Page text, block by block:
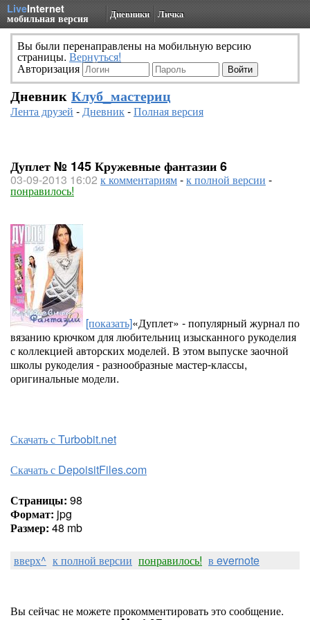
LiveInternet
мобильная версия Дневники Личка
Вы были перенаправлены на мобильную версию
страницы. Вернуться!
Авторизация
Дневник Клуб_мастериц
Лента друзей -Дневник-Полная версия
Дуплет № 145 Кружевные фантазии 6
03-09-2013 16:02 к комментариям-к полной версии -
понравилось!
[показать]«Дуплет» - популярный журнал по
вязанию крючком для любительниц изысканного рукоделия
с коллекцией авторских моделей. В этом выпуске заочной
школы рукоделия - разнообразные мастер-классы,
оригинальные модели.
Скачать с Turbobit.net
Скачать с DepoisitFiles.com
Страницы: 98
Формат: jpg
Размер: 48 mb
вверх^ к полной версии понравилось! в evernote
Вы сейчас не можете прокомментировать это сообщение.